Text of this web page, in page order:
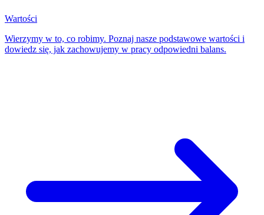
Wartości
Wierzymy w to, co robimy. Poznaj nasze podstawowe wartości i
dowiedz się, jak zachowujemy w pracy odpowiedni balans.